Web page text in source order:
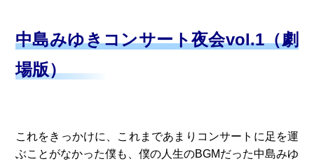
中島みゆきコンサート夜会vol.1（劇
場版）
これをきっかけに、これまであまりコンサートに足を運
ぶことがなかった僕も、僕の人生のBGMだった中島みゆ